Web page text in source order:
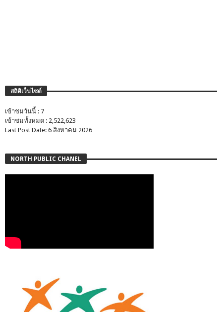
สถิติเว็บไซต์
เข้าชมวันนี้ : 7
เข้าชมทั้งหมด : 2,522,623
Last Post Date: 6 สิงหาคม 2026
NORTH PUBLIC CHANEL